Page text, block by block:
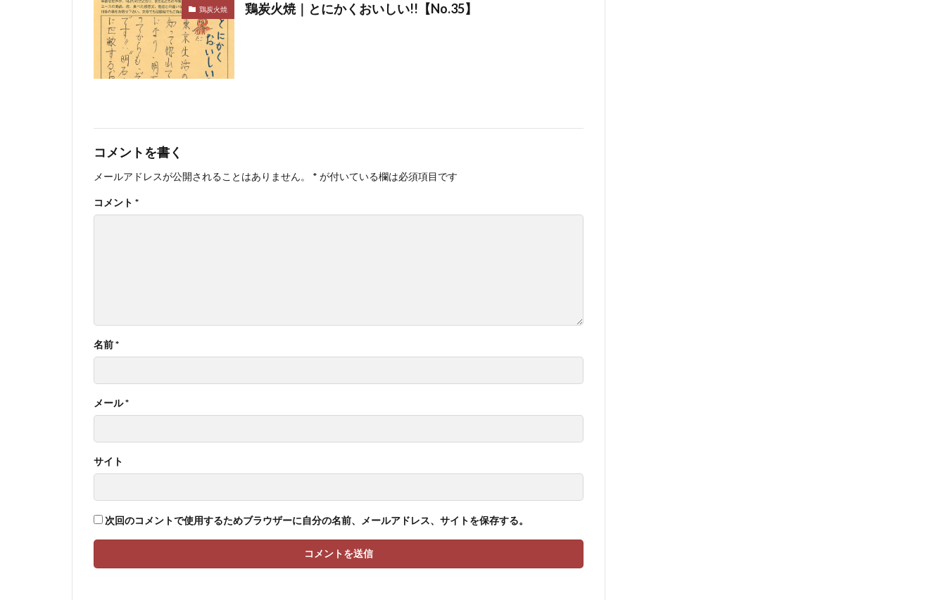
鶏炭火焼 鶏炭火焼｜とにかくおいしい!!【No.35】
コメントを書く
メールアドレスが公開されることはありません。 * が付いている欄は必須項目です
コメント *
名前*
メール*
サイト
次回のコメントで使用するためブラウザーに自分の名前、メールアドレス、サイトを保存する。